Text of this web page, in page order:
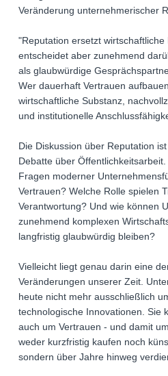
Veränderung unternehmerischer
"Reputation ersetzt wirtschaftliche
entscheidet aber zunehmend
als glaubwürdige
Wer dauerhaft Vertrauen
wirtschaftliche Substanz,
und institutionelle
Die Diskussion über Reputation
Debatte über
Fragen moderner
Vertrauen? Welche Rolle spielen
Verantwortung? Und wie können
zunehmend komplexen
langfristig glaubwürdig bleiben?
Vielleicht liegt genau darin eine
Veränderungen unserer Zeit.
heute nicht mehr ausschließlich
technologische Innovationen. Sie
auch um Vertrauen - und damit
weder kurzfristig kaufen noch
sondern über Jahre hinweg